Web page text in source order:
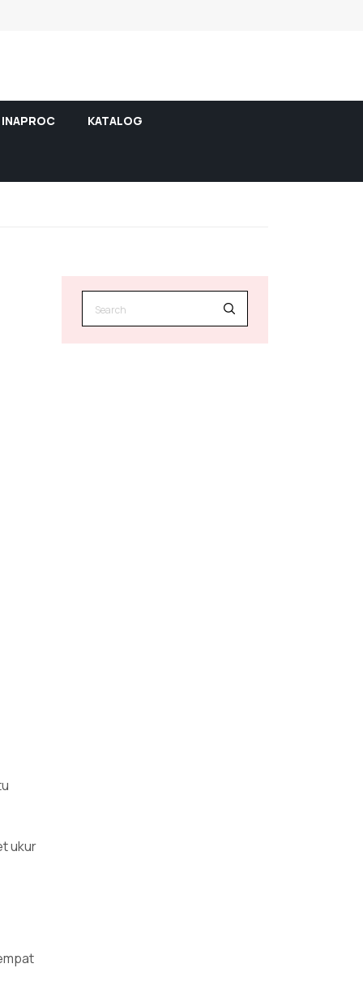
INAPROC KATALOG
ukur